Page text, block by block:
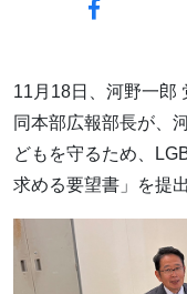
11月18日、河野一郎
同本部広報部長が、
どもを守るため、
求める要望書」を提